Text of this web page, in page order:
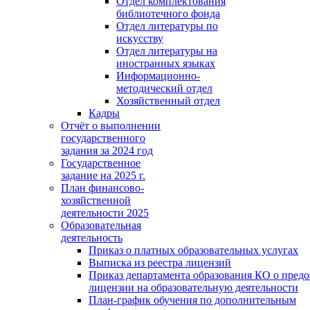
библиотечного фонда
Отдел литературы по
искусству
Отдел литературы на
иностранных языках
Информационно-
методический отдел
Хозяйственный отдел
Кадры
Отчёт о выполнении
государственного
задания за 2024 год
Государственное
задание на 2025 г.
План финансово-
хозяйственной
деятельности 2025
Образовательная
деятельность
Приказ о платных образовательных услугах
Выписка из реестра лицензий
Приказ департамента образования КО о
лицензии на образовательную деятельности
План-график обучения по дополнительным